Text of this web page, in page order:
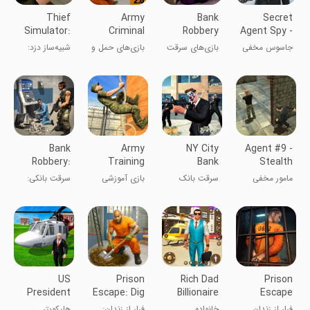
Secret
Agent Spy -
Mafia
Games
جاسوس مخفی
Bank
Robbery
Shooting
Games
بازی‌های سرقت
تیراندازی
Army
Criminal
Transport
Games
بازی‌های حمل و
نظامی
Thief
Simulator:
Sneak
Robbery
شبیه‌ساز دزد:
Agent #9 -
Stealth
Game
مامور مخفی
NY City
Bank
Robbery
Gangster
سرقت بانک
Army
Training
Game 3D
بازی آموزشی
Bank
Robbery:
Cops Vs
Robbers
سرقت بانکی:
دزدان
Prison
Escape
Rich Dad
Billionaire
Family 3d
Prison
Escape: Dig
Out
US
President
Escort